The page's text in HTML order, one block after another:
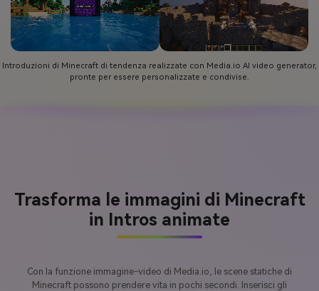
Introduzioni di Minecraft di tendenza realizzate con Media.io AI video generator,
pronte per essere personalizzate e condivise.
Trasforma le immagini di Minecraft
in Intros animate
Con la funzione immagine-video di Media.io, le scene statiche di
Minecraft possono prendere vita in pochi secondi. Inserisci gli